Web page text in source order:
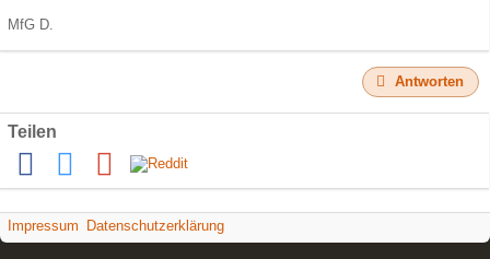
MfG D.
Antworten
Teilen
Impressum Datenschutzerklärung